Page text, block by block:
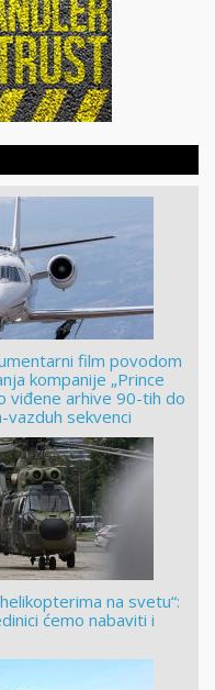
film povodom
kompanije „Prince
viđene arhive 90-tih do
vazduh sekvenci
na svetu“:
ćemo nabaviti i